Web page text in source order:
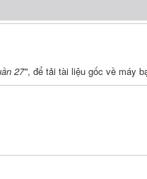
27", để tải tài liệu gốc về máy